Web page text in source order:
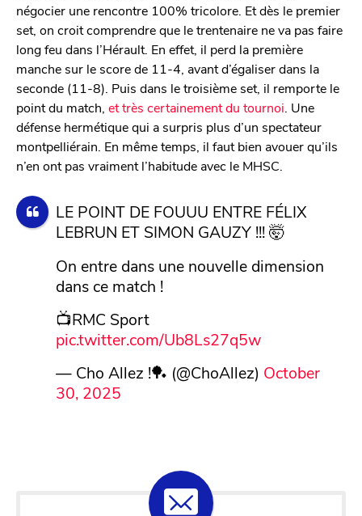
négocier une rencontre 100% tricolore. Et dès le premier
set, on croit comprendre que le trentenaire ne va pas faire
long feu dans l’Hérault. En effet, il perd la première
manche sur le score de 11-4, avant d’égaliser dans la
seconde (11-8). Puis dans le troisième set, il remporte le
point du match, et très certainement du tournoi . Une
défense hermétique qui a surpris plus d’un spectateur
montpelliérain. En même temps, il faut bien avouer qu’ils
n’en ont pas vraiment l’habitude avec le MHSC.
LE POINT DE FOUUU ENTRE FÉLIX
LEBRUN ET SIMON GAUZY !!! 🤯
On entre dans une nouvelle dimension
dans ce match !
📺RMC Sport
pic.twitter.com/Ub8Ls27q5w
— Cho Allez !🏓 (@ChoAllez) October
30, 2025